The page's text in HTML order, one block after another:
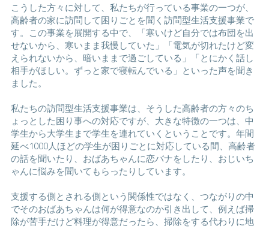
こうした方々に対して、私たちが行っている事業の一つが、
高齢者の家に訪問して困りごとを聞く訪問型生活支援事業で
す。この事業を展開する中で、「寒いけど自分では布団を出
せないから、寒いまま我慢していた」「電気が切れたけど変
えられないから、暗いままで過ごしている」「とにかく話し
相手がほしい。ずっと家で寝転んでいる」といった声を聞き
ました。
私たちの訪問型生活支援事業は、そうした高齢者の方々のち
ょっとした困り事への対応ですが、大きな特徴の一つは、中
学生から大学生まで学生を連れていくということです。年間
延べ1000人ほどの学生が困りごとに対応している間、高齢者
の話を聞いたり、おばあちゃんに恋バナをしたり、おじいち
ゃんに悩みを聞いてもらったりしています。
支援する側とされる側という関係性ではなく、つながりの中
でそのおばあちゃんは何が得意なのか引き出して、例えば掃
除が苦手だけど料理が得意だったら、掃除をする代わりに地